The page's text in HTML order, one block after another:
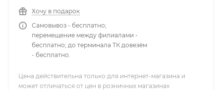
Хочу в подарок
Самовывоз - бесплатно;
перемещение между филиалами -
бесплатно; до терминала ТК довезём
- бесплатно.
Цена действительна только для интернет-магазина и
может отличаться от цен в розничных магазинах